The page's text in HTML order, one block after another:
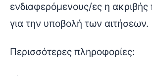
ενδιαφερόμενους/ες η ακριβής
για την υποβολή των αιτήσεων.
Περισσότερες πληροφορίες: